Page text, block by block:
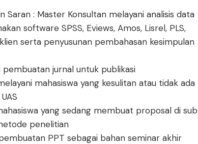
Saran : Master Konsultan melayani analisis data
software SPSS, Eviews, Amos, Lisrel, PLS,
serta penyusunan pembahasan kesimpulan
jurnal untuk publikasi
mahasiswa yang kesulitan atau tidak ada
yang sedang membuat proposal di sub
penelitian
PPT sebagai bahan seminar akhir